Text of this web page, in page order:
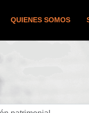
QUIENES SOMOS